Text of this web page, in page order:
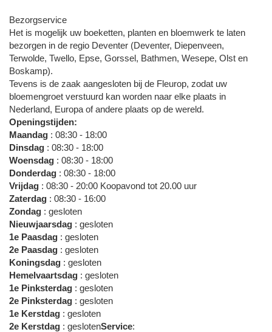
Bezorgservice
Het is mogelijk uw boeketten, planten en bloemwerk te laten
bezorgen in de regio Deventer (Deventer, Diepenveen,
Terwolde, Twello, Epse, Gorssel, Bathmen, Wesepe, Olst en
Boskamp).
Tevens is de zaak aangesloten bij de Fleurop, zodat uw
bloemengroet verstuurd kan worden naar elke plaats in
Nederland, Europa of andere plaats op de wereld.
Openingstijden:
Maandag : 08:30 - 18:00
Dinsdag : 08:30 - 18:00
Woensdag : 08:30 - 18:00
Donderdag : 08:30 - 18:00
Vrijdag : 08:30 - 20:00 Koopavond tot 20.00 uur
Zaterdag : 08:30 - 16:00
Zondag : gesloten
Nieuwjaarsdag : gesloten
1e Paasdag : gesloten
2e Paasdag : gesloten
Koningsdag : gesloten
Hemelvaartsdag : gesloten
1e Pinksterdag : gesloten
2e Pinksterdag : gesloten
1e Kerstdag : gesloten
2e Kerstdag : geslotenService: